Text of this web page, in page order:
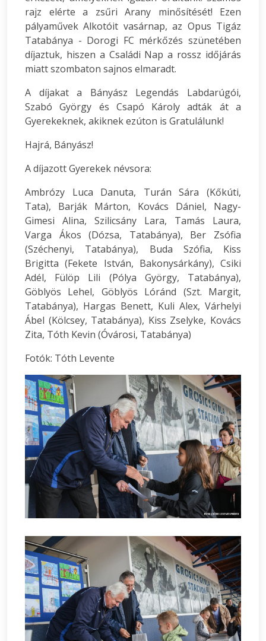
rajz elérte a zsűri Arany minősítését! Ezen
pályaművek Alkotóit vasárnap, az Opus Tigáz
Tatabánya - Dorogi FC mérkőzés szünetében
díjaztuk, hiszen a Családi Nap a rossz időjárás
miatt szombaton sajnos elmaradt.
A díjakat a Bányász Legendás Labdarúgói,
Szabó György és Csapó Károly adták át a
Gyerekeknek, akiknek ezúton is Gratulálunk!
Hajrá, Bányász!
A díjazott Gyerekek névsora:
Ambrózy Luca Danuta, Turán Sára (Kőkúti,
Tata), Barják Márton, Kovács Dániel, Nagy-
Gimesi Alina, Szilicsány Lara, Tamás Laura,
Varga Ákos (Dózsa, Tatabánya), Ber Zsófia
(Széchenyi, Tatabánya), Buda Szófia, Kiss
Brigitta (Fekete István, Bakonysárkány), Csiki
Adél, Fülöp Lili (Pólya György, Tatabánya),
Göblyös Lehel, Göblyös Lóránd (Szt. Margit,
Tatabánya), Hargas Benett, Kuli Alex, Várhelyi
Ábel (Kölcsey, Tatabánya), Kiss Zselyke, Kovács
Zita, Tóth Kevin (Óvárosi, Tatabánya)
Fotók: Tóth Levente